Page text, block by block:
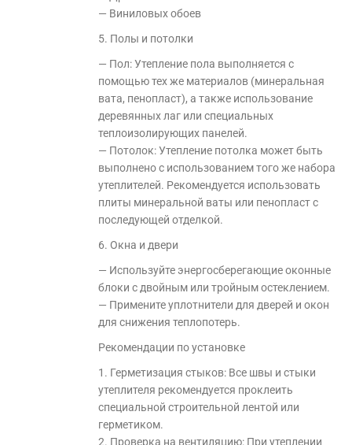
— Виниловых обоев
5. Полы и потолки
— Пол: Утепление пола выполняется с
помощью тех же материалов (минеральная
вата, пенопласт), а также использование
деревянных лаг или специальных
теплоизолирующих панелей.
— Потолок: Утепление потолка может быть
выполнено с использованием того же набора
утеплителей. Рекомендуется использовать
плиты минеральной ваты или пенопласт с
последующей отделкой.
6. Окна и двери
— Используйте энергосберегающие оконные
блоки с двойным или тройным остеклением.
— Примените уплотнители для дверей и окон
для снижения теплопотерь.
Рекомендации по установке
1. Герметизация стыков: Все швы и стыки
утеплителя рекомендуется проклеить
специальной строительной лентой или
герметиком.
2. Проверка на вентиляцию: При утеплении